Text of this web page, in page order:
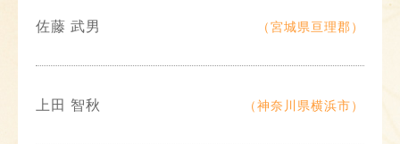
佐藤 武男 （宮城県亘理郡）
上田 智秋 （神奈川県横浜市）